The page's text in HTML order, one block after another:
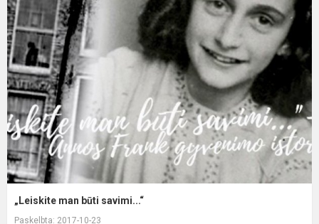
„Leiskite man būti savimi...“
Paskelbta: 2017-10-23